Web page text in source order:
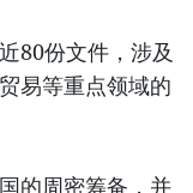
80份文件，涉及
易等重点领域的
的周密筹备，并